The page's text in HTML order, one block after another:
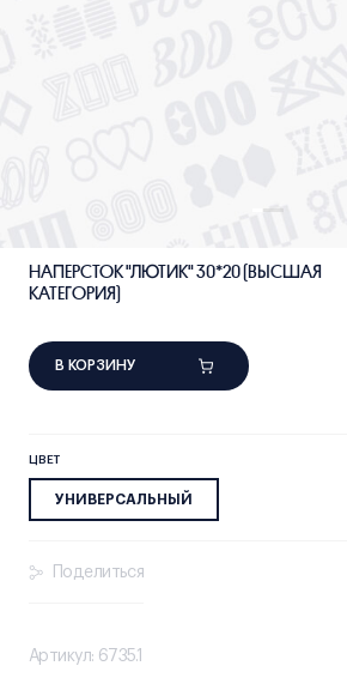
НАПЕРСТОК "ЛЮТИК" 30*20 (ВЫСШАЯ
КАТЕГОРИЯ)
В КОРЗИНУ
ЦВЕТ
УНИВЕРСАЛЬНЫЙ
Поделиться
Артикул: 6735.1